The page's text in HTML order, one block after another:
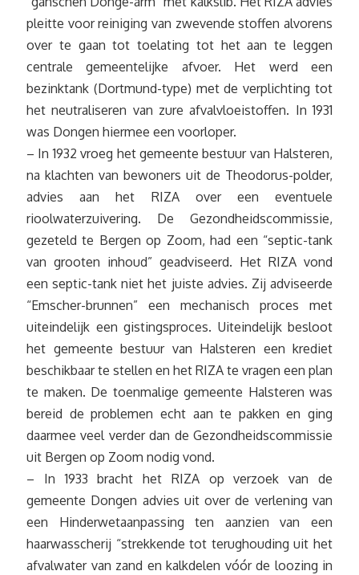
pleitte voor reiniging van zwevende stoffen alvorens
over te gaan tot toelating tot het aan te leggen
centrale gemeentelijke afvoer. Het werd een
bezinktank (Dortmund-type) met de verplichting tot
het neutraliseren van zure afvalvloeistoffen. In 1931
was Dongen hiermee een voorloper.
– In 1932 vroeg het gemeente bestuur van Halsteren,
na klachten van bewoners uit de Theodorus-polder,
advies aan het RIZA over een eventuele
rioolwaterzuivering. De Gezondheidscommissie,
gezeteld te Bergen op Zoom, had een “septic-tank
van grooten inhoud” geadviseerd. Het RIZA vond
een septic-tank niet het juiste advies. Zij adviseerde
“Emscher-brunnen” een mechanisch proces met
uiteindelijk een gistingsproces. Uiteindelijk besloot
het gemeente bestuur van Halsteren een krediet
beschikbaar te stellen en het RIZA te vragen een plan
te maken. De toenmalige gemeente Halsteren was
bereid de problemen echt aan te pakken en ging
daarmee veel verder dan de Gezondheidscommissie
uit Bergen op Zoom nodig vond.
– In 1933 bracht het RIZA op verzoek van de
gemeente Dongen advies uit over de verlening van
een Hinderwetaanpassing ten aanzien van een
haarwasscherij “strekkende tot terughouding uit het
afvalwater van zand en kalkdelen vóór de loozing in